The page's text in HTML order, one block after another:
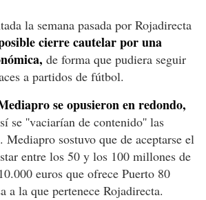
la semana pasada por Rojadirecta
cierre cautelar por una
de forma que pudiera seguir
a partidos de fútbol.
se opusieron en redondo,
se ''vaciarían de contenido'' las
Mediapro sostuvo que de aceptarse el
entre los 50 y los 100 millones de
euros que ofrece Puerto 80
a la que pertenece Rojadirecta.